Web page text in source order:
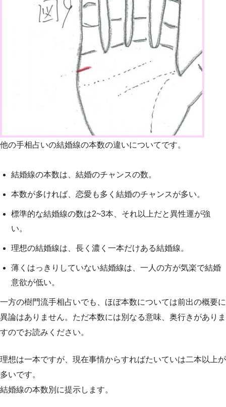
他の手相占いの結婚線の本数の違いについてです。
結婚線の本数は、結婚のチャンスの数。
本数が多ければ、恋愛も多く結婚のチャンスが多い。
標準的な結婚線の数は2~3本、それ以上だと異性運が強
い。
理想の結婚線は、長く濃く一本だけある結婚線。
薄くはっきりしていない結婚線は、一人の方が気楽で結婚
意欲が低い。
一方の樹門流手相占いでも、ほぼ本数については前出の概要に
異論はありません。ただ本数には別なる意味、奥行きがありま
すのでお読みください。
理想は一本ですが、現在事情からすればたいていは二本以上が
多いです。
結婚線の本数別に提示します。